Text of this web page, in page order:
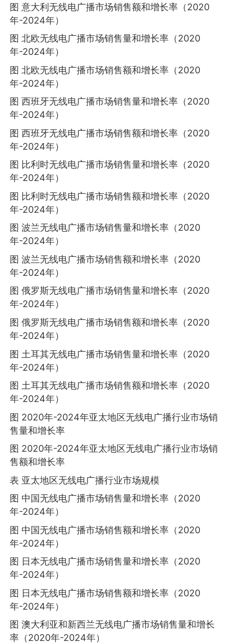
图 意大利无线电广播市场销售额和增长率（2020
年-2024年）
图 北欧无线电广播市场销售量和增长率（2020
年-2024年）
图 北欧无线电广播市场销售额和增长率（2020
年-2024年）
图 西班牙无线电广播市场销售量和增长率（2020
年-2024年）
图 西班牙无线电广播市场销售额和增长率（2020
年-2024年）
图 比利时无线电广播市场销售量和增长率（2020
年-2024年）
图 比利时无线电广播市场销售额和增长率（2020
年-2024年）
图 波兰无线电广播市场销售量和增长率（2020
年-2024年）
图 波兰无线电广播市场销售额和增长率（2020
年-2024年）
图 俄罗斯无线电广播市场销售量和增长率（2020
年-2024年）
图 俄罗斯无线电广播市场销售额和增长率（2020
年-2024年）
图 土耳其无线电广播市场销售量和增长率（2020
年-2024年）
图 土耳其无线电广播市场销售额和增长率（2020
年-2024年）
图 2020年-2024年亚太地区无线电广播行业市场销
售量和增长率
图 2020年-2024年亚太地区无线电广播行业市场销
售额和增长率
表 亚太地区无线电广播行业市场规模
图 中国无线电广播市场销售量和增长率（2020
年-2024年）
图 中国无线电广播市场销售额和增长率（2020
年-2024年）
图 日本无线电广播市场销售量和增长率（2020
年-2024年）
图 日本无线电广播市场销售额和增长率（2020
年-2024年）
图 澳大利亚和新西兰无线电广播市场销售量和增长
率（2020年-2024年）